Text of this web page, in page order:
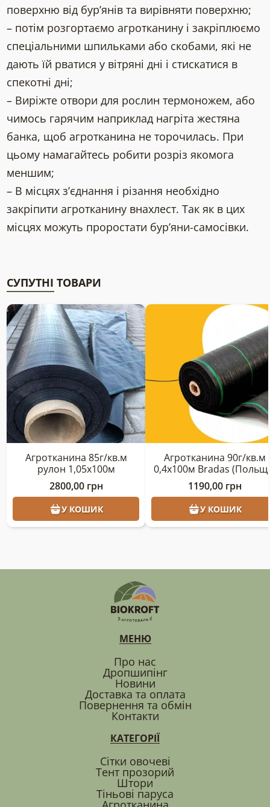
поверхню від бур’янів та вирівняти поверхню;
– потім розгортаємо агротканину і закріплюємо
спеціальними шпильками або скобами, які не
дають їй рватися у вітряні дні і стискатися в
спекотні дні;
– Виріжте отвори для рослин термоножем, або
чимось гарячим наприклад нагріта жестяна
банка, щоб агротканина не торочилась. При
цьому намагайтесь робити розріз якомога
меншим;
– В місцях з’єднання і різання необхідно
закріпити агротканину внахлест. Так як в цих
місцях можуть проростати бур’яни-самосівки.
СУПУТНІ ТОВАРИ
Агротканина 85г/кв.м
рулон 1,05х100м
2800,00 грн
У КОШИК
Агротканина 90г/кв.м
0,4х100м Bradas
1190,00 грн
У КОШИК
МЕНЮ
Про нас
Дропшипінг
Новини
Доставка та оплата
Повернення та обмін
Контакти
КАТЕГОРІЇ
Сітки овочеві
Тент прозорий
Штори
Тіньові паруса